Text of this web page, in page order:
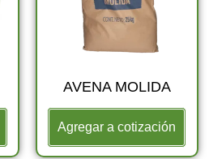
AVENA MOLIDA
Agregar a cotización